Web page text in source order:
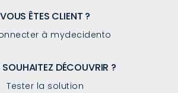
VOUS ÊTES CLIENT ?
à mydecidento
DÉCOUVRIR ?
Tester la solution